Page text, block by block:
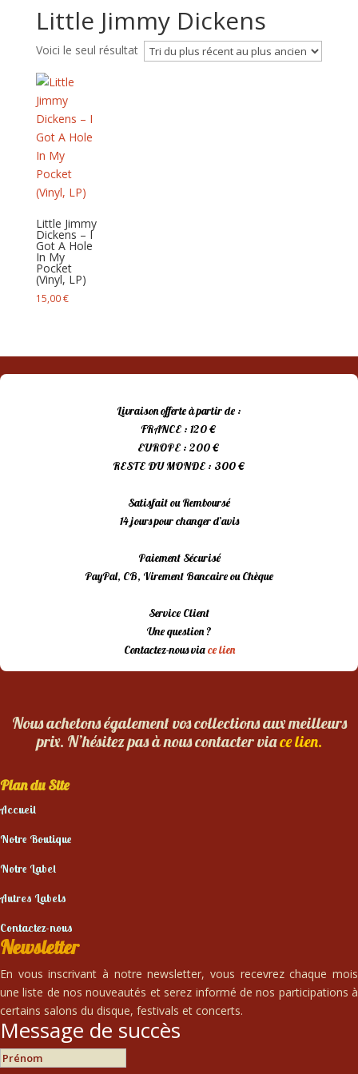
Little Jimmy Dickens
Voici le seul résultat
Little Jimmy
Dickens – I
Got A Hole
In My
Pocket
(Vinyl, LP)
15,00€
Livraison offerte à partir de :
FRANCE : 120 €
EUROPE : 200 €
RESTE DU MONDE : 300 €
Satisfait ou Remboursé
14 jours pour changer d’avis
Paiement Sécurisé
PayPal, CB, Virement Bancaire ou Chèque
Service Client
Une question ?
Contactez-nous viace lien
Nous achetons également vos collections aux meilleurs
prix. N’hésitez pas à nous contacter viace lien.
Plan du Site
Accueil
Notre Boutique
Notre Label
Autres Labels
Contactez-nous
Newsletter
En vous inscrivant à notre newsletter, vous recevrez chaque mois
une liste de nos nouveautés et serez informé de nos participations à
certains salons du disque, festivals et concerts.
Message de succès